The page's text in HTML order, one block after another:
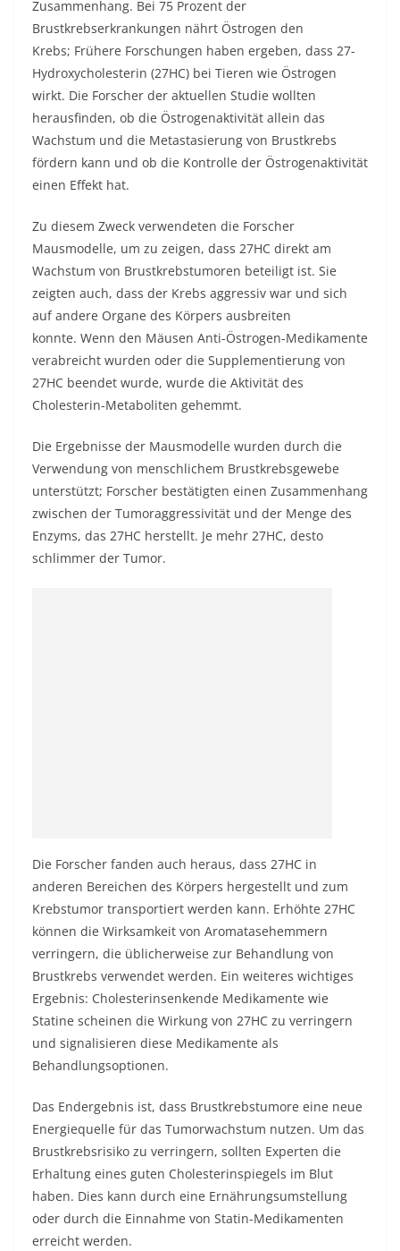
Zusammenhang. Bei 75 Prozent der
Brustkrebserkrankungen nährt Östrogen den
Krebs; Frühere Forschungen haben ergeben, dass 27-
Hydroxycholesterin (27HC) bei Tieren wie Östrogen
wirkt. Die Forscher der aktuellen Studie wollten
herausfinden, ob die Östrogenaktivität allein das
Wachstum und die Metastasierung von Brustkrebs
fördern kann und ob die Kontrolle der Östrogenaktivität
einen Effekt hat.
Zu diesem Zweck verwendeten die Forscher
Mausmodelle, um zu zeigen, dass 27HC direkt am
Wachstum von Brustkrebstumoren beteiligt ist. Sie
zeigten auch, dass der Krebs aggressiv war und sich
auf andere Organe des Körpers ausbreiten
konnte. Wenn den Mäusen Anti-Östrogen-Medikamente
verabreicht wurden oder die Supplementierung von
27HC beendet wurde, wurde die Aktivität des
Cholesterin-Metaboliten gehemmt.
Die Ergebnisse der Mausmodelle wurden durch die
Verwendung von menschlichem Brustkrebsgewebe
unterstützt; Forscher bestätigten einen Zusammenhang
zwischen der Tumoraggressivität und der Menge des
Enzyms, das 27HC herstellt. Je mehr 27HC, desto
schlimmer der Tumor.
Die Forscher fanden auch heraus, dass 27HC in
anderen Bereichen des Körpers hergestellt und zum
Krebstumor transportiert werden kann. Erhöhte 27HC
können die Wirksamkeit von Aromatasehemmern
verringern, die üblicherweise zur Behandlung von
Brustkrebs verwendet werden. Ein weiteres wichtiges
Ergebnis: Cholesterinsenkende Medikamente wie
Statine scheinen die Wirkung von 27HC zu verringern
und signalisieren diese Medikamente als
Behandlungsoptionen.
Das Endergebnis ist, dass Brustkrebstumore eine neue
Energiequelle für das Tumorwachstum nutzen. Um das
Brustkrebsrisiko zu verringern, sollten Experten die
Erhaltung eines guten Cholesterinspiegels im Blut
haben. Dies kann durch eine Ernährungsumstellung
oder durch die Einnahme von Statin-Medikamenten
erreicht werden.